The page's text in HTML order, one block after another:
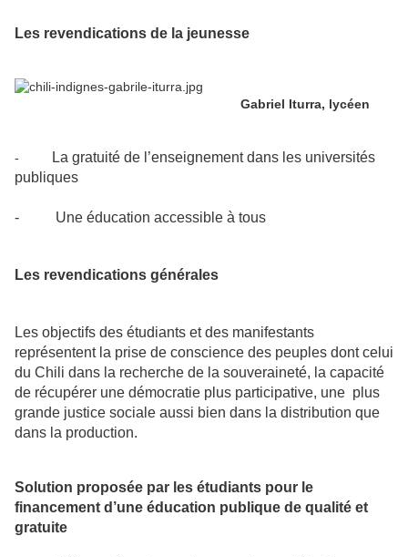
Les revendications de la jeunesse
Gabriel Iturra, lycéen
-
La gratuité de l’enseignement dans les universités
publiques
- Une éducation accessible à tous
Les revendications générales
Les objectifs des étudiants et des manifestants
représentent la prise de conscience des peuples dont celui
du Chili dans la recherche de la souveraineté, la capacité
de récupérer une démocratie plus participative, une plus
grande justice sociale aussi bien dans la distribution que
dans la production.
Solution proposée par les étudiants pour le
financement d’une éducation publique de qualité et
gratuite